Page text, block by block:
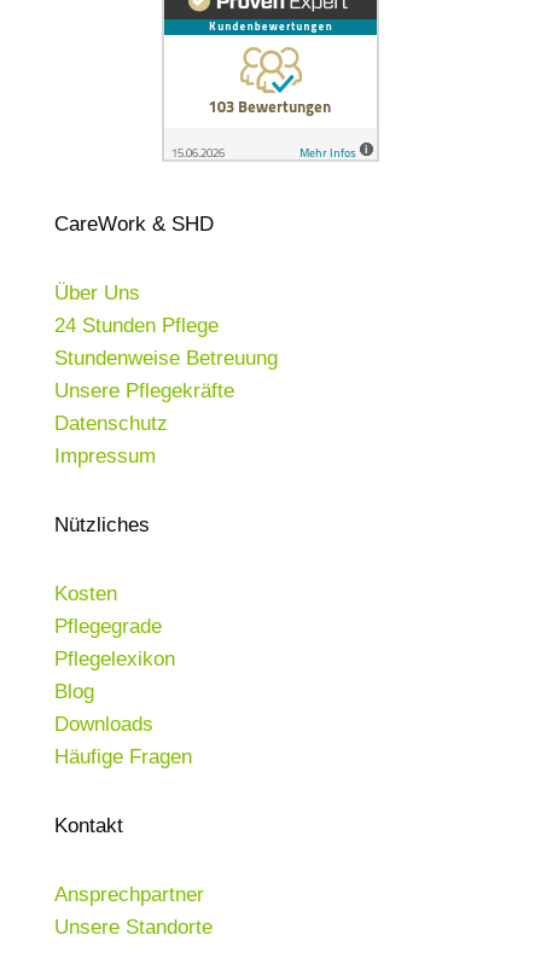
CareWork & SHD
Über Uns
24 Stunden Pflege
Stundenweise Betreuung
Unsere Pflegekräfte
Datenschutz
Impressum
Nützliches
Kosten
Pflegegrade
Pflegelexikon
Blog
Downloads
Häufige Fragen
Kontakt
Ansprechpartner
Unsere Standorte